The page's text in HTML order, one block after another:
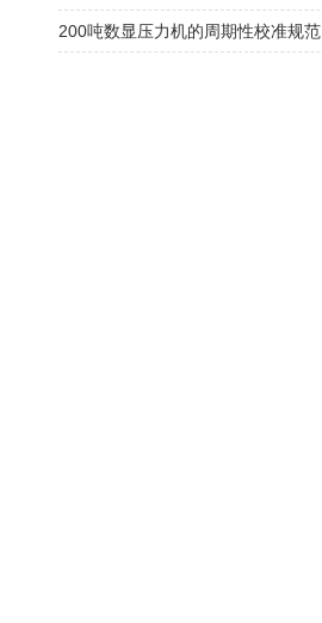
200吨数显压力机的周期性校准规范